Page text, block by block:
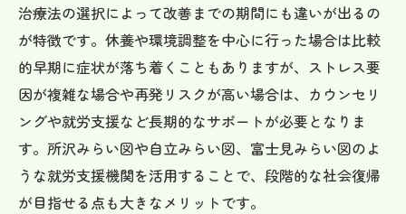
治療法の選択によって改善までの期間にも違いが出るの
が特徴です。休養や環境調整を中心に行った場合は比較
的早期に症状が落ち着くこともありますが、ストレス要
因が複雑な場合や再発リスクが高い場合は、カウンセリ
ングや就労支援など長期的なサポートが必要となりま
す。所沢みらい図や自立みらい図、富士見みらい図のよ
うな就労支援機関を活用することで、段階的な社会復帰
が目指せる点も大きなメリットです。